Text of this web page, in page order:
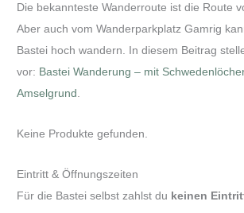
Die bekannteste Wanderroute ist die Route
Aber auch vom Wanderparkplatz Gamrig
Bastei hoch wandern. In diesem Beitrag
vor: Bastei Wanderung – mit
Amselgrund
Keine Produkte gefunden.
Eintritt & Öffnungszeiten
Für die Bastei selbst zahlst du keinen